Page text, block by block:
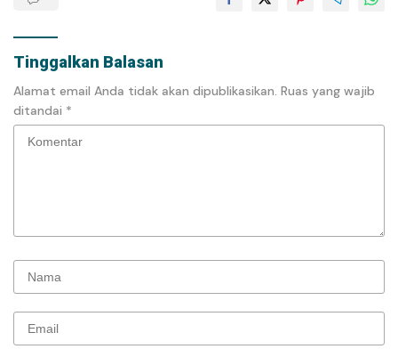
Tinggalkan Balasan
Alamat email Anda tidak akan dipublikasikan. Ruas yang wajib
ditandai *